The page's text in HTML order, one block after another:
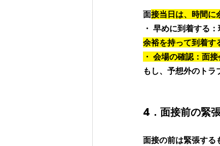
面接当日は、時間に
・ 早めに到着する
余裕を持って到着す
・ 会場の確認：面
もし、予想外のトラ
4．面接前の緊
面接の前は緊張する